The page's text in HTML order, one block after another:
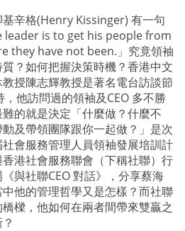
辛格(Henry Kissinger) 有一句
leader is to get his people from
they have not been.」究竟領袖
？如何把握決策時機？香港中文
授陳志輝教授是著名電台訪談節
，他訪問過的領袖及CEO 多不勝
的就是決定「什麼做？什麼不
及帶領團隊跟你一起做？」是次
會服務管理人員領袖發展培訓計
港社會服務聯會（下稱社聯）行
與社聯CEO 對話》，分享蔡海
他的管理哲學又是怎樣？而社聯
樑，他如何在兩者間帶來雙贏之